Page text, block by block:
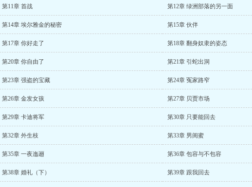
第11章 首战 第12章 绿洲部落的另一面
第14章 埃尔雅金的秘密 第15章 伙伴
第17章 你好走了 第18章 翻身奴隶的姿态
第20章 你自由了 第21章 引蛇出洞
第23章 强盗的宝藏 第24章 冤家路窄
第26章 金发女孩 第27章 贝贾市场
第29章 卡迪将军 第30章 只要能回去
第32章 外生枝 第33章 男闺蜜
第35章 一夜迤逦 第36章 包容与不包容
第38章 婚礼（下） 第39章 跟我回去